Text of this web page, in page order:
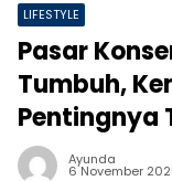
LIFESTYLE
Pasar
Tumbuh,
Pentingnya
Ayunda
6 November